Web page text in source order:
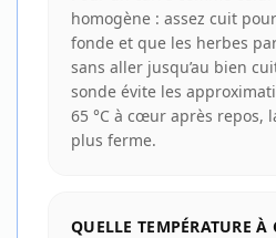
homogène : assez cuit
fonde et que les herbes
sans aller jusqu’au bien
sonde évite les
65 °C à cœur après repos,
plus ferme.
QUELLE TEMPÉRATURE